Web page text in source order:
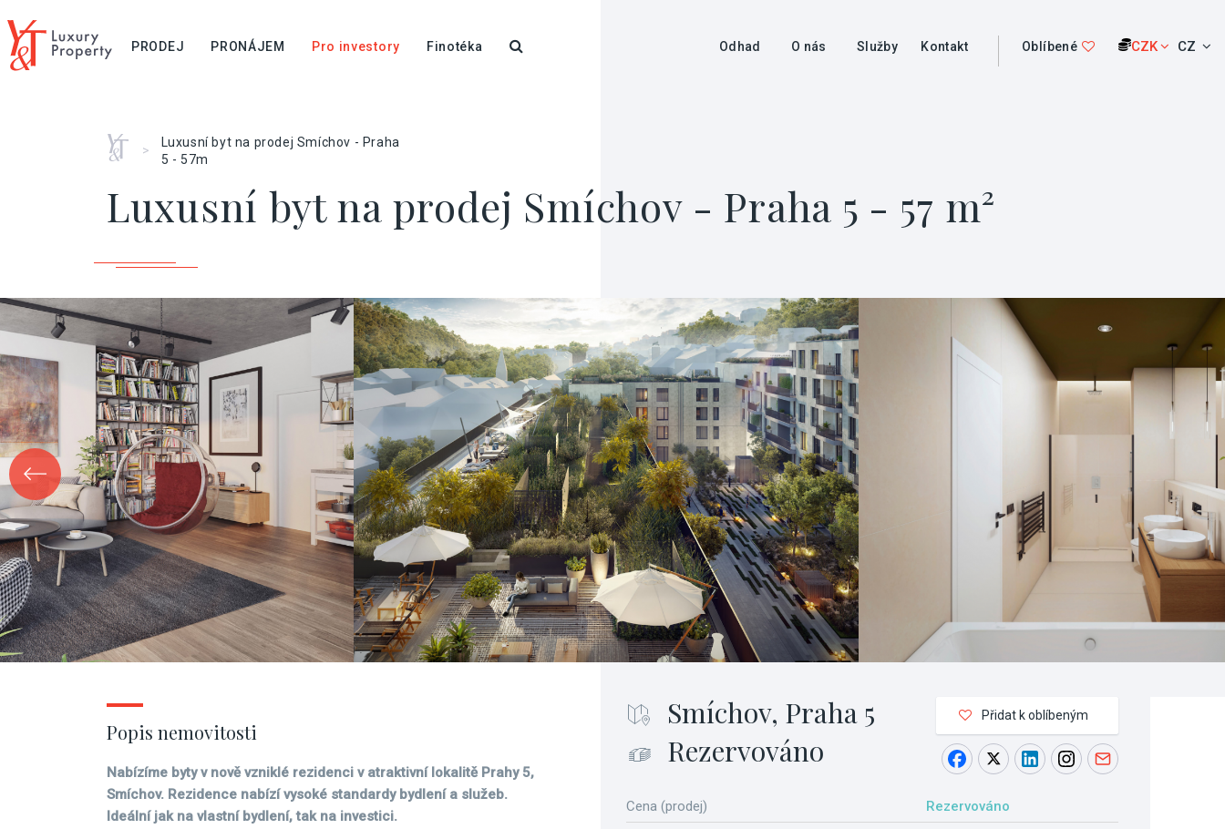
PRODEJ PRONÁJEM Pro investory Finotéka Odhad O nás Služby Kontakt Oblíbené CZK CZ
Home
>
Luxusní byt na prodej Smíchov - Praha
5 - 57m
Luxusní byt na prodej Smíchov - Praha 5 - 57 m²
Smíchov, Praha 5
Rezervováno
Přidat k oblíbeným
Cena (prodej)
Rezervováno
Popis nemovitosti
Nabízíme byty v nově vzniklé rezidenci v atraktivní lokalitě Prahy 5,
Smíchov. Rezidence nabízí vysoké standardy bydlení a služeb.
Ideální jak na vlastní bydlení, tak na investici.